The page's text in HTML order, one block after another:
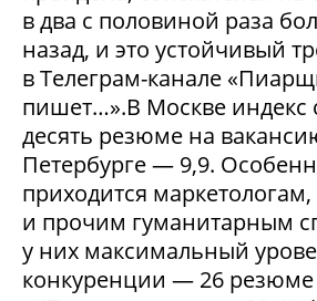
в два с половиной раза
назад, и это устойчивый
в Телеграм-канале
пишет…».В Москве индекс
десять резюме на
Петербурге — 9,9.
приходится
и прочим гуманитарным
у них максимальный
конкуренции — 26